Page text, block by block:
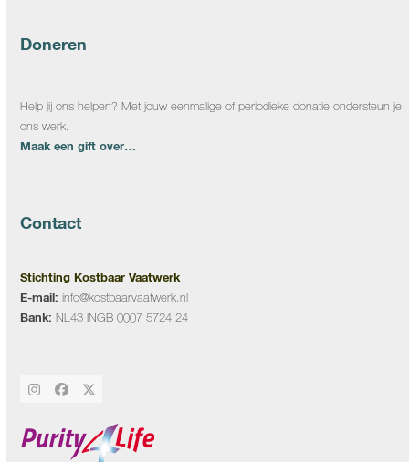
Doneren
Help jij ons helpen? Met jouw eenmalige of periodieke donatie ondersteun je
ons werk.
Maak een gift over…
Contact
Stichting Kostbaar Vaatwerk
E-mail: info@kostbaarvaatwerk.nl
Bank: NL43 INGB 0007 5724 24
Instagram
Facebook
Twitter